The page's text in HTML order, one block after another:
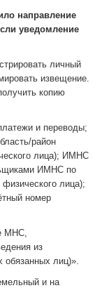
направление
уведомление
личный
извещение.
копию
и переводы;
район
лица); ИМНС
ИМНС по
лица);
номер
МНС,
из
обязанных лиц)».
и на